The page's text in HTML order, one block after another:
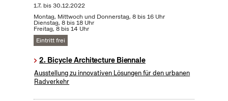
1.7. bis30.12.2022
Montag, Mittwoch und Donnerstag, 8 bis 16 Uhr
Dienstag, 8 bis 18 Uhr
Freitag, 8 bis 14 Uhr
Eintritt frei
2. Bicycle Architecture Biennale
Ausstellung zu innovativen Lösungen für den urbanen
Radverkehr